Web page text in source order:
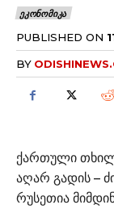
ᲔᲙᲝᲜᲝᲛᲘᲙᲐ
PUBLISHED ON
BY
ქართული
აღარ გადის –
რუსეთია